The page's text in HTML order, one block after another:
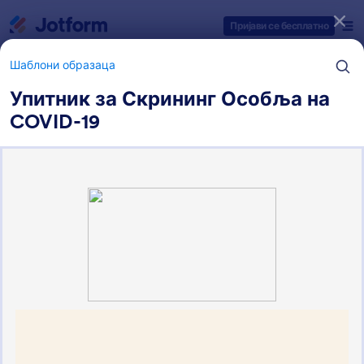
Пријави се бесплатно
Шаблони образаца
Упитник за Скрининг Особља на
COVID-19
Здравствени обрасци
Категорије шаблона образаца